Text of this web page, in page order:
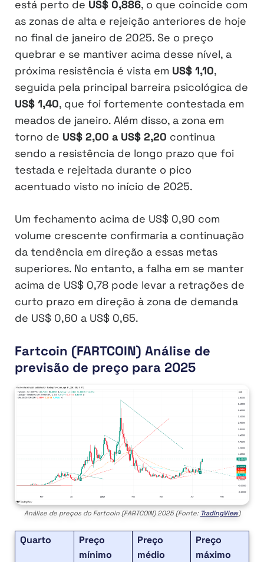
está perto de US$ 0,886, o que coincide com
as zonas de alta e rejeição anteriores de hoje
no final de janeiro de 2025. Se o preço
quebrar e se mantiver acima desse nível, a
próxima resistência é vista em US$ 1,10,
seguida pela principal barreira psicológica de
US$ 1,40, que foi fortemente contestada em
meados de janeiro. Além disso, a zona em
torno de US$ 2,00 a US$ 2,20 continua
sendo a resistência de longo prazo que foi
testada e rejeitada durante o pico
acentuado visto no início de 2025.
Um fechamento acima de US$ 0,90 com
volume crescente confirmaria a continuação
da tendência em direção a essas metas
superiores. No entanto, a falha em se manter
acima de US$ 0,78 pode levar a retrações de
curto prazo em direção à zona de demanda
de US$ 0,60 a US$ 0,65.
Fartcoin (FARTCOIN) Análise de
previsão de preço para 2025
Análise de preços do Fartcoin (FARTCOIN) 2025 (Fonte: TradingView)
Quarto
Preço
mínimo
Preço
médio
Preço
máximo